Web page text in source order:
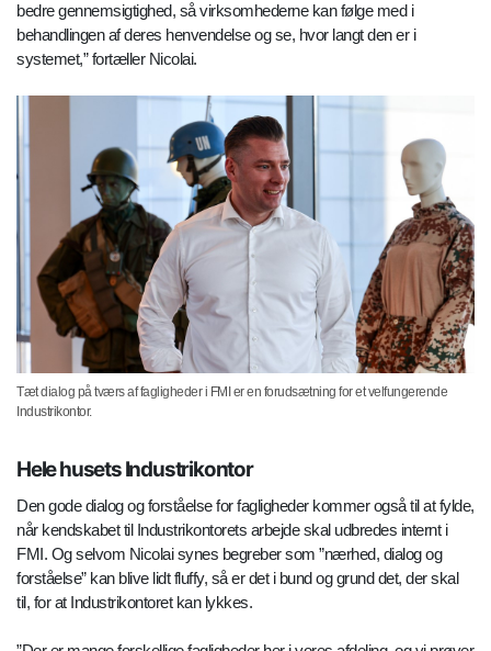
bedre gennemsigtighed, så virksomhederne kan følge med i
behandlingen af deres henvendelse og se, hvor langt den er i
systemet,” fortæller Nicolai.
Tæt dialog på tværs af fagligheder i FMI er en forudsætning for et velfungerende
Industrikontor.
Hele husets Industrikontor
Den gode dialog og forståelse for fagligheder kommer også til at fylde,
når kendskabet til Industrikontorets arbejde skal udbredes internt i
FMI. Og selvom Nicolai synes begreber som ”nærhed, dialog og
forståelse” kan blive lidt fluffy, så er det i bund og grund det, der skal
til, for at Industrikontoret kan lykkes.